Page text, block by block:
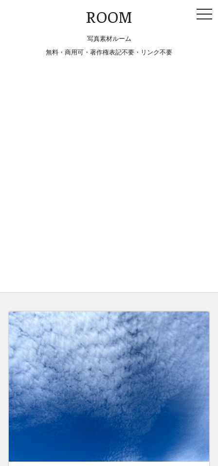
ROOM
写真素材ルーム
無料・商用可・著作権表記不要・リンク不要